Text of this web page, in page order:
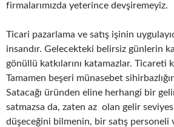
firmalarımızda yeterince devşiremeyiz.
Ticari pazarlama ve satış işinin
insandır. Gelecekteki belirsiz günlerin
gönüllü katkılarını katamazlar. Ticareti
Tamamen beşeri münasebet
Satacağı üründen eline herhangi bir
satmazsa da, zaten az olan gelir
düşeceğini bilmenin, bir satış